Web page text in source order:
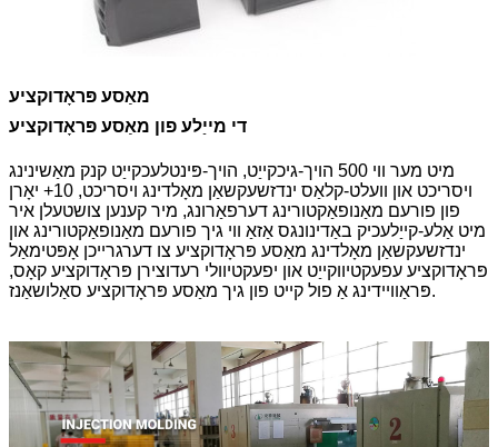
מאַסע פּראָדוקציע
די מייַלע פון ​​מאַסע פּראָדוקציע
מיט מער ווי 500 הויך-גיכקייַט, הויך-פּינטלעכקייַט קנק מאַשינינג
ויסריכט און וועלט-קלאַס ינדזשעקשאַן מאָלדינג ויסריכט, 10+ יאָרן
פון פורעם מאַנופאַקטורינג דערפאַרונג, מיר קענען צושטעלן איר
מיט אַלע-קייַלעכיק באַדינונגס אַזאַ ווי גיך פורעם מאַנופאַקטורינג און
ינדזשעקשאַן מאָלדינג מאַסע פּראָדוקציע צו דערגרייכן אָפּטימאַל
פּראָדוקציע עפעקטיווקייַט און יפעקטיוולי רעדוצירן פּראָדוקציע קאָס,
פּראַוויידינג אַ פול קייט פון גיך מאַסע פּראָדוקציע סאַלושאַנז.